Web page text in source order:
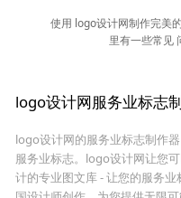
使用 logo设计网制作完美
里有一些常见
logo设计网服务业标志
logo设计网的服务业标志制作
服务业标志。logo设计网让您
计的专业图文库 - 让您的服务